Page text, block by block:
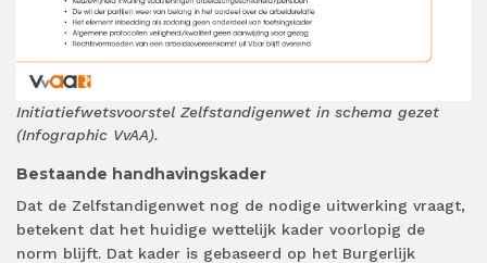
Initiatiefwetsvoorstel Zelfstandigenwet in schema gezet
(Infographic VvAA).
Bestaande handhavingskader
Dat de Zelfstandigenwet nog de nodige uitwerking vraagt,
betekent dat het huidige wettelijk kader voorlopig de
norm blijft. Dat kader is gebaseerd op het Burgerlijk